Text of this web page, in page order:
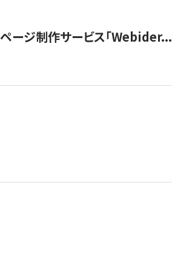
ページ制作サービス「Webider...